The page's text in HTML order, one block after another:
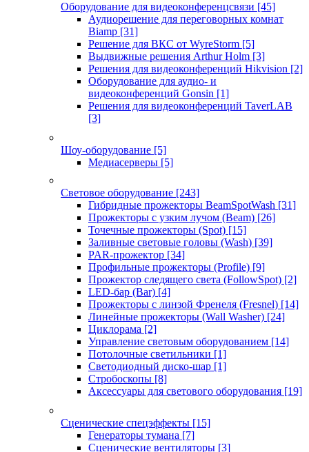
Оборудование для видеоконференцсвязи [45]
Аудиорешение для переговорных комнат
Biamp [31]
Решение для ВКС от WyreStorm [5]
Выдвижные решения Arthur Holm [3]
Решения для видеоконференций Hikvision [2]
Оборудование для аудио- и
видеоконференций Gonsin [1]
Решения для видеоконференций TaverLAB
[3]
Шоу-оборудование [5]
Медиасерверы [5]
Световое оборудование [243]
Гибридные прожекторы BeamSpotWash [31]
Прожекторы с узким лучом (Beam) [26]
Точечные прожекторы (Spot) [15]
Заливные световые головы (Wash) [39]
PAR-прожектор [34]
Профильные прожекторы (Profile) [9]
Прожектор следящего света (FollowSpot) [2]
LED-бар (Bar) [4]
Прожекторы с линзой Френеля (Fresnel) [14]
Линейные прожекторы (Wall Washer) [24]
Циклорама [2]
Управление световым оборудованием [14]
Потолочные светильники [1]
Светодиодный диско-шар [1]
Стробоскопы [8]
Аксессуары для светового оборудования [19]
Сценические спецэффекты [15]
Генераторы тумана [7]
Сценические вентиляторы [3]